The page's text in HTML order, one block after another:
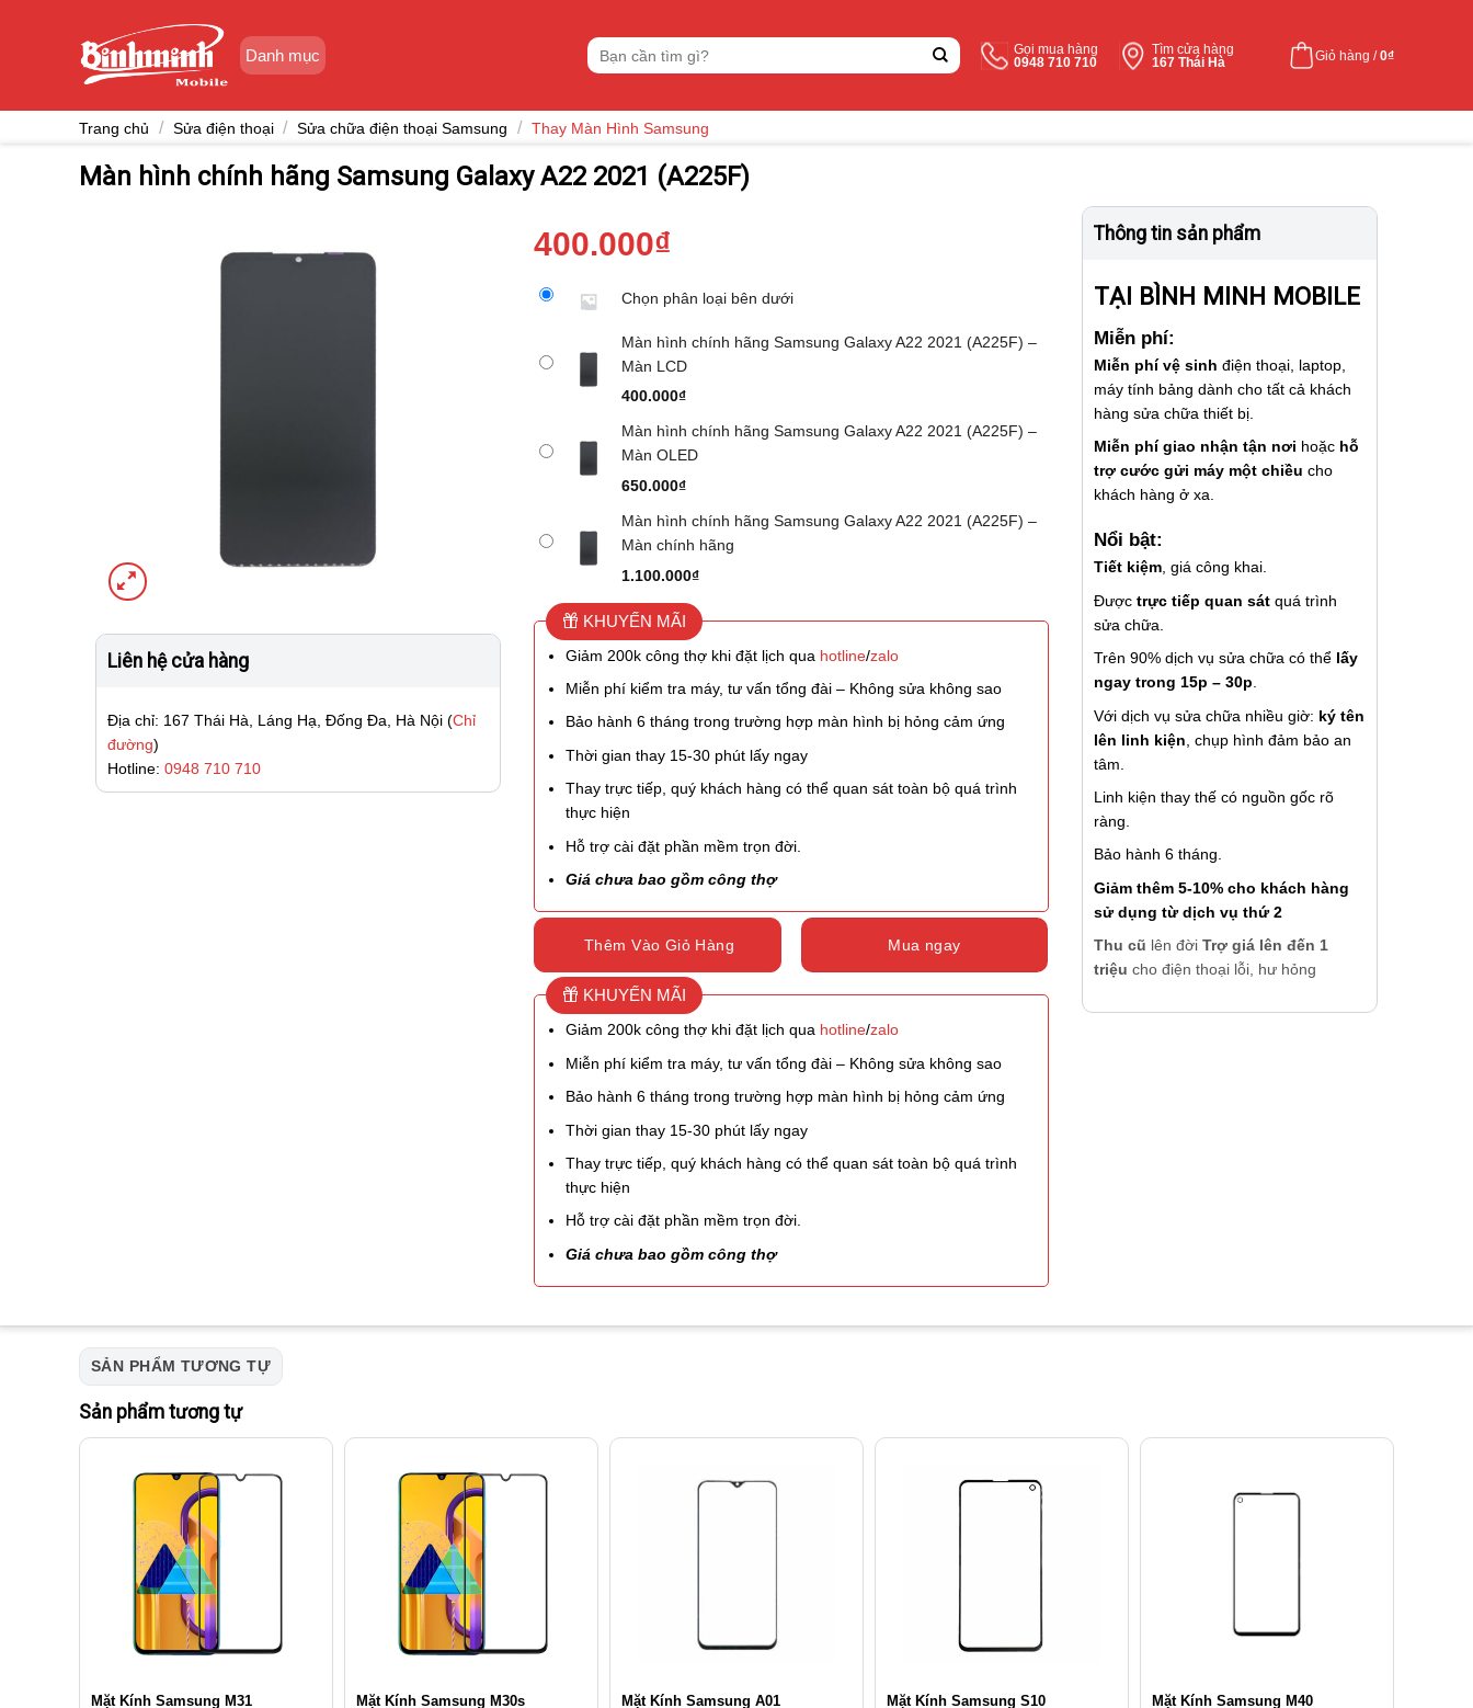
Danh mục
Tìm
kiếm:
Gọi mua hàng
0948 710 710
Tìm cửa hàng
167 Thái Hà
Giỏ hàng /0₫
Trang chủ / Sửa điện thoại / Sửa chữa điện thoại Samsung / Thay Màn Hình Samsung
Màn hình chính hãng Samsung Galaxy A22 2021 (A225F)
Liên hệ cửa hàng
Địa chỉ: 167 Thái Hà, Láng Hạ, Đống Đa, Hà Nội (Chỉ
đường)
Hotline: 0948 710 710
400.000₫
Chọn phân loại bên dưới
Màn hình chính hãng Samsung Galaxy A22 2021 (A225F) –
Màn LCD
400.000₫
Màn hình chính hãng Samsung Galaxy A22 2021 (A225F) –
Màn OLED
650.000₫
Màn hình chính hãng Samsung Galaxy A22 2021 (A225F) –
Màn chính hãng
1.100.000₫
KHUYẾN MÃI
Giảm 200k công thợ khi đặt lịch qua hotline/zalo
Miễn phí kiểm tra máy, tư vấn tổng đài – Không sửa không sao
Bảo hành 6 tháng trong trường hợp màn hình bị hỏng cảm ứng
Thời gian thay 15-30 phút lấy ngay
Thay trực tiếp, quý khách hàng có thể quan sát toàn bộ quá trình
thực hiện
Hỗ trợ cài đặt phần mềm trọn đời.
Giá chưa bao gồm công thợ
Thêm Vào Giỏ Hàng Mua ngay
KHUYẾN MÃI
Giảm 200k công thợ khi đặt lịch qua hotline/zalo
Miễn phí kiểm tra máy, tư vấn tổng đài – Không sửa không sao
Bảo hành 6 tháng trong trường hợp màn hình bị hỏng cảm ứng
Thời gian thay 15-30 phút lấy ngay
Thay trực tiếp, quý khách hàng có thể quan sát toàn bộ quá trình
thực hiện
Hỗ trợ cài đặt phần mềm trọn đời.
Giá chưa bao gồm công thợ
Thông tin sản phẩm
TẠI BÌNH MINH MOBILE
Miễn phí:
Miễn phí vệ sinh điện thoại, laptop,
máy tính bảng dành cho tất cả khách
hàng sửa chữa thiết bị.
Miễn phí giao nhận tận nơi hoặc hỗ
trợ cước gửi máy một chiều cho
khách hàng ở xa.
Nổi bật:
Tiết kiệm, giá công khai.
Được trực tiếp quan sát quá trình
sửa chữa.
Trên 90% dịch vụ sửa chữa có thể lấy
ngay trong 15p – 30p
Với dịch vụ sửa chữa nhiều giờ: ký tên
lên linh kiện , chụp hình đảm bảo an
tâm.
Linh kiện thay thế có nguồn gốc rõ
ràng.
Bảo hành 6 tháng.
Giảm thêm 5-10% cho khách hàng
sử dụng từ dịch vụ thứ 2
Thu cũ lên đời Trợ giá lên đến 1
triệu cho điện thoại lỗi, hư hỏng
SẢN PHẨM TƯƠNG TỰ
Sản phẩm tương tự
Mặt Kính Samsung M31 Mặt Kính Samsung M30s Mặt Kính Samsung A01 Mặt Kính Samsung S10 Mặt Kính Samsung M40